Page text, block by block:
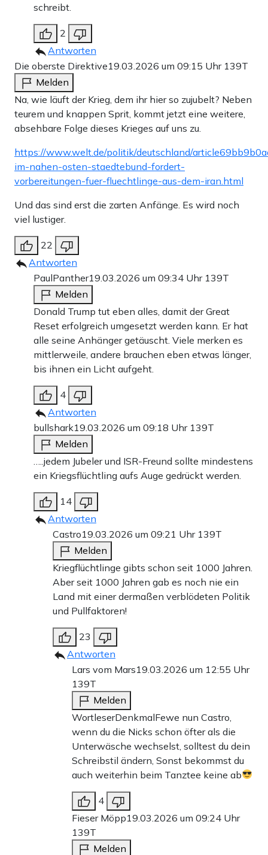
schreibt.
2
Antworten
Die oberste Direktive19.03.2026 um 09:15 Uhr 139T
Melden
Na, wie läuft der Krieg, dem ihr hier so zujubelt? Neben
teurem und knappen Sprit, kommt jetzt eine weitere,
absehbare Folge dieses Krieges auf uns zu.
https://www.welt.de/politik/deutschland/
im-nahen-osten-staedtebund-fordert-
vorbereitungen-fuer-fluechtlinge-aus-dem-iran.html
Und das sind erst die zarten Anfänge. Es wird noch
viel lustiger.
22
Antworten
PaulPanther19.03.2026 um 09:34 Uhr 139T
Melden
Donald Trump tut eben alles, damit der Great
Reset erfolgreich umgesetzt werden kann. Er hat
alle seine Anhänger getäuscht. Viele merken es
mittlerweile, andere brauchen eben etwas länger,
bis ihnen ein Licht aufgeht.
4
Antworten
bullshark19.03.2026 um 09:18 Uhr 139T
Melden
…..jedem Jubeler und ISR-Freund sollte mindestens
ein Kriegsflüchtling aufs Auge gedrückt werden.
14
Antworten
Castro19.03.2026 um 09:21 Uhr 139T
Melden
Kriegflüchtlinge gibts schon seit 1000 Jahren.
Aber seit 1000 Jahren gab es noch nie ein
Land mit einer dermaßen verblödeten Politik
und Pullfaktoren!
23
Antworten
Lars vom Mars19.03.2026 um 12:55 Uhr
139T
Melden
WortleserDenkmalFewe nun Castro,
wenn du die Nicks schon öfter als die
Unterwäsche wechselst, solltest du dein
Schreibstil ändern, Sonst bekommst du
auch weiterhin beim Tanztee keine ab
4
Fieser Möpp19.03.2026 um 09:24 Uhr
139T
Melden